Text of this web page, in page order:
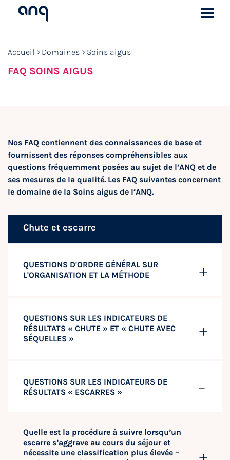
Accueil Domaines Soins aigus
FAQ SOINS AIGUS
Nos FAQ contiennent des connaissances de base et
fournissent des réponses compréhensibles aux
questions fréquemment posées au sujet de l’ANQ et de
ses mesures de la qualité. Les FAQ suivantes concernent
le domaine de la Soins aigus de l‘ANQ.
Chute et escarre
QUESTIONS D'ORDRE GÉNÉRAL SUR
L'ORGANISATION ET LA MÉTHODE
QUESTIONS SUR LES INDICATEURS DE
RÉSULTATS « CHUTE » ET « CHUTE AVEC
SÉQUELLES »
QUESTIONS SUR LES INDICATEURS DE
RÉSULTATS « ESCARRES »
Quelle est la procédure à suivre lorsqu’un
escarre s’aggrave au cours du séjour et
nécessite une classification plus élevée –